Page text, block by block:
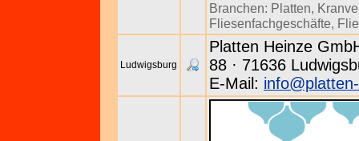
Branchen: Platten,
Fliesenfachgeschäfte,
Ludwigsburg
Platten Heinze
88 · 71636
E-Mail: